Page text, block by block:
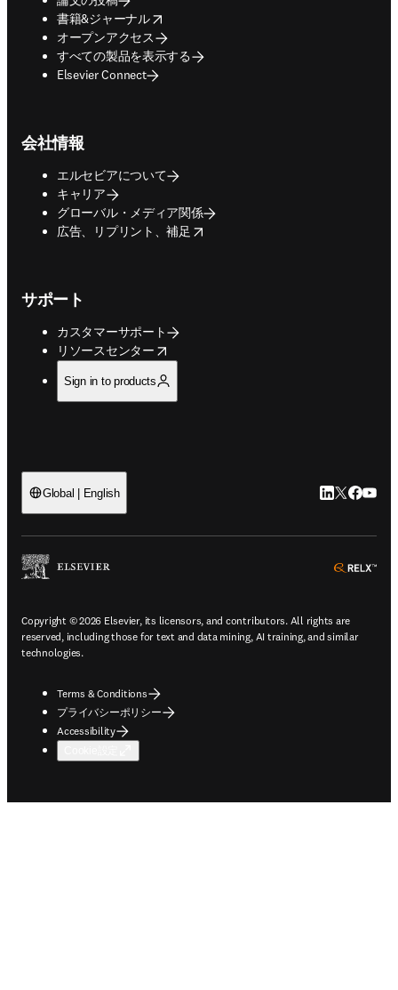
書籍&ジャーナル
opens in new tab/window
オープンアクセス
すべての製品を表示する
Elsevier Connect
会社情報
エルセビアについて
キャリア
グローバル・メディア関係
広告、リプリント、補足
opens in new tab/window
サポート
カスタマーサポート
リソースセンター
opens in new tab/window
Sign in to products
Global | English LinkedIn 新
Twitter 新
Copyright © 2026 Elsevier, its licensors, and contributors. All rights are
reserved, including those for text and data mining, AI training, and similar
technologies.
Terms & Conditions
プライバシーポリシー
Accessibility